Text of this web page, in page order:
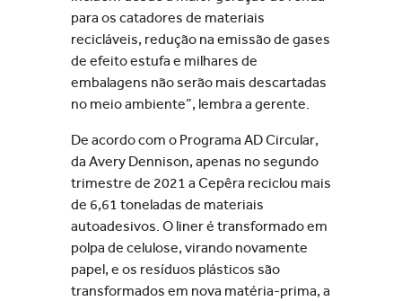
para os catadores de materiais
recicláveis, redução na emissão de gases
de efeito estufa e milhares de
embalagens não serão mais descartadas
no meio ambiente”, lembra a gerente.
De acordo com o Programa AD Circular,
da Avery Dennison, apenas no segundo
trimestre de 2021 a Cepêra reciclou mais
de 6,61 toneladas de materiais
autoadesivos. O liner é transformado em
polpa de celulose, virando novamente
papel, e os resíduos plásticos são
transformados em nova matéria-prima, a